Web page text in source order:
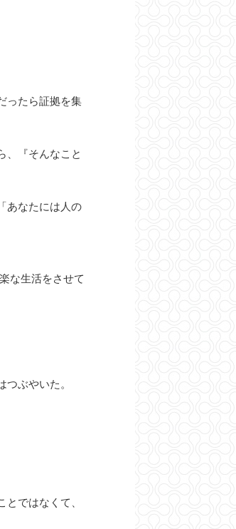
ったら証拠を集
、『そんなこと
あなたには人の
な生活をさせて
ぶやいた。
ではなくて、